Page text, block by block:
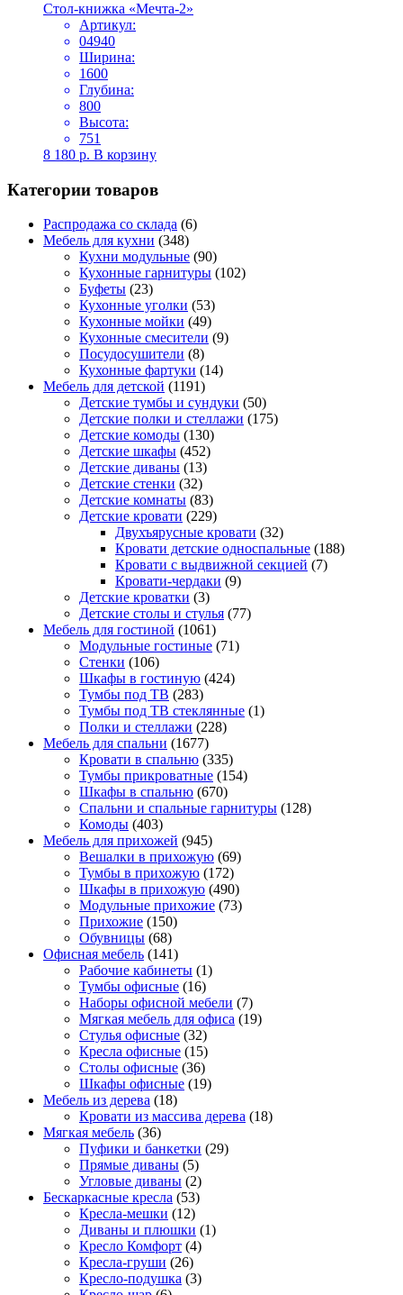
Стол-книжка «Мечта-2»
Артикул:
04940
Ширина:
1600
Глубина:
800
Высота:
751
8 180 р. В корзину
Категории товаров
Распродажа со склада (6)
Мебель для кухни (348)
Кухни модульные (90)
Кухонные гарнитуры (102)
Буфеты (23)
Кухонные уголки (53)
Кухонные мойки (49)
Кухонные смесители (9)
Посудосушители (8)
Кухонные фартуки (14)
Мебель для детской (1191)
Детские тумбы и сундуки (50)
Детские полки и стеллажи (175)
Детские комоды (130)
Детские шкафы (452)
Детские диваны (13)
Детские стенки (32)
Детские комнаты (83)
Детские кровати (229)
Двухъярусные кровати (32)
Кровати детские односпальные (188)
Кровати с выдвижной секцией (7)
Кровати-чердаки (9)
Детские кроватки (3)
Детские столы и стулья (77)
Мебель для гостиной (1061)
Модульные гостиные (71)
Стенки (106)
Шкафы в гостиную (424)
Тумбы под ТВ (283)
Тумбы под ТВ стеклянные (1)
Полки и стеллажи (228)
Мебель для спальни (1677)
Кровати в спальню (335)
Тумбы прикроватные (154)
Шкафы в спальню (670)
Спальни и спальные гарнитуры (128)
Комоды (403)
Мебель для прихожей (945)
Вешалки в прихожую (69)
Тумбы в прихожую (172)
Шкафы в прихожую (490)
Модульные прихожие (73)
Прихожие (150)
Обувницы (68)
Офисная мебель (141)
Рабочие кабинеты (1)
Тумбы офисные (16)
Наборы офисной мебели (7)
Мягкая мебель для офиса (19)
Стулья офисные (32)
Кресла офисные (15)
Столы офисные (36)
Шкафы офисные (19)
Мебель из дерева (18)
Кровати из массива дерева (18)
Мягкая мебель (36)
Пуфики и банкетки (29)
Прямые диваны (5)
Угловые диваны (2)
Бескаркасные кресла (53)
Кресла-мешки (12)
Диваны и плюшки (1)
Кресло Комфорт (4)
Кресла-груши (26)
Кресло-подушка (3)